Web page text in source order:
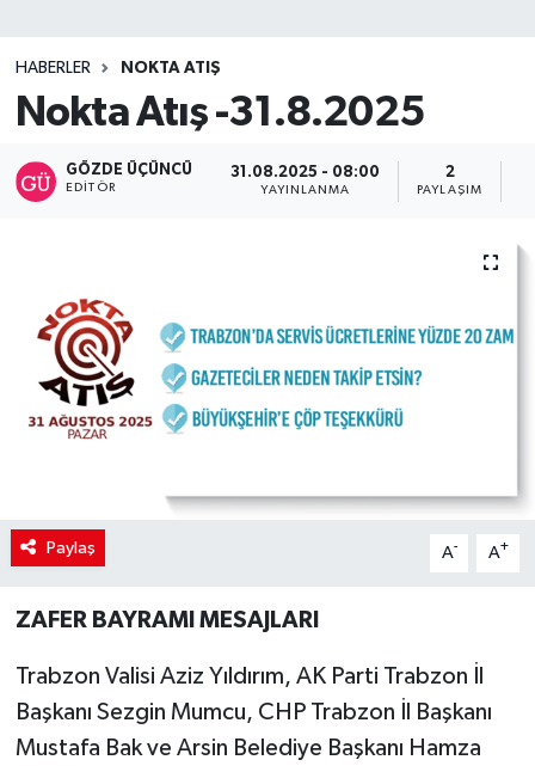
HABERLER NOKTA ATIŞ
Nokta Atış -31.8.2025
GÖZDE ÜÇÜNCÜ
EDITÖR
31.08.2025 - 08:00
YAYINLANMA
2
PAYLAŞIM
Paylaş A- A+
ZAFER BAYRAMI MESAJLARI
Trabzon Valisi Aziz Yıldırım, AK Parti Trabzon İl
Başkanı Sezgin Mumcu, CHP Trabzon İl Başkanı
Mustafa Bak ve Arsin Belediye Başkanı Hamza
Teknoloji
TRABZON